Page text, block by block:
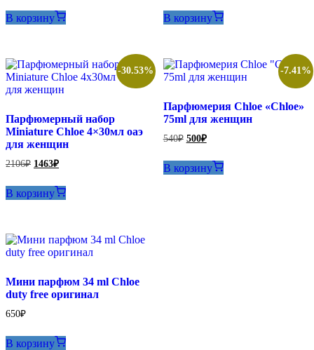
составляла
1600₽.
1550₽.
В корзину
составляла
825₽.
750₽.
В корзину
-30.53%
Парфюмерный набор
Miniature Chloe 4×30мл оаэ
для женщин
2106₽ Первоначальная
составляла
2106₽.
1463₽Текущая
1463₽.
В корзину
-7.41%
Парфюмерия Chloe «Chloe»
75ml для женщин
540₽ Первоначальная
составляла
540₽.
500₽Текущая
500₽.
В корзину
Мини парфюм 34 ml Chloe
duty free оригинал
650₽
В корзину